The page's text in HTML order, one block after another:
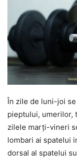
În zile de luni-joi
pieptului, umerilor,
zilele marți-vineri
lombari ai spatelui
dorsal al spatelui